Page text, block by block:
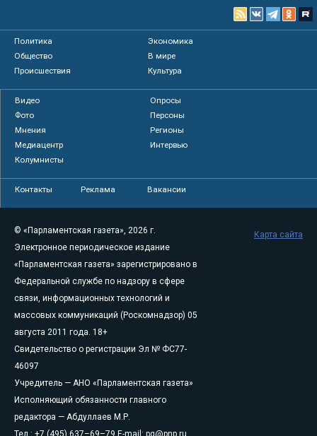
Политика
Экономика
Общество
В мире
Происшествия
Культура
Видео
Опросы
Фото
Персоны
Мнения
Регионы
Медиацентр
Интервью
Колумнисты
Контакты Реклама Вакансии
© «Парламентская газета», 2026 г.
Электронное периодическое издание
«Парламентская газета» зарегистрировано в
Федеральной службе по надзору в сфере
связи, информационных технологий и
массовых коммуникаций (Роскомнадзор) 05
августа 2011 года. 18+
Свидетельство о регистрации Эл № ФС77-
46097
Учредитель — АНО «Парламентская газета»
Исполняющий обязанности главного
редактора — Абдуллаев М.Р.
Тел.: +7 (495) 637–69–79 E-mail: pg@pnp.ru
Карта сайта